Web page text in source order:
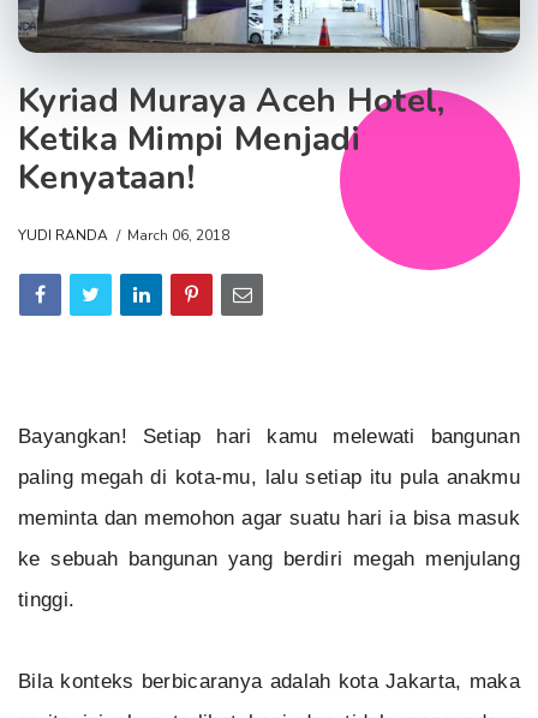
Kyriad Muraya Aceh Hotel,
Ketika Mimpi Menjadi
Kenyataan!
YUDI RANDA March 06, 2018
Bayangkan! Setiap hari kamu melewati bangunan
paling megah di kota-mu, lalu setiap itu pula anakmu
meminta dan memohon agar suatu hari ia bisa masuk
ke sebuah bangunan yang berdiri megah menjulang
tinggi.
Bila konteks berbicaranya adalah kota Jakarta, maka